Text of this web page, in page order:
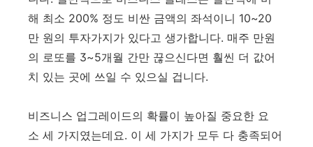
해 최소 200% 정도 비싼 금액의 좌석이니 10~20
만 원의 투자가지가 있다고 생가합니다. 매주 만원
의 로또를 3~5개월 간만 끊으신다면 훨씬 더 값어
치 있는 곳에 쓰일 수 있으실 겁니다.
비즈니스 업그레이드의 확률이 높아질 중요한 요
소 세 가지였는데요. 이 세 가지가 모두 다 충족되어